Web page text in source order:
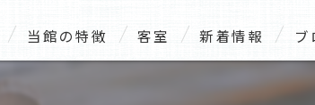
当館の特徴 客室 新着情報 ブ